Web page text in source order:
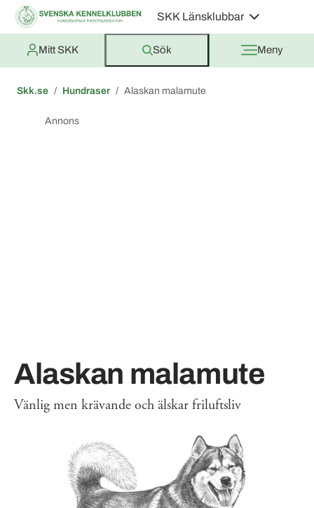
SKK Länsklubbar
Mitt SKK Sök Meny
Skk.se Hundraser Alaskan malamute
Annons
Alaskan malamute
Vänlig men krävande och älskar friluftsliv